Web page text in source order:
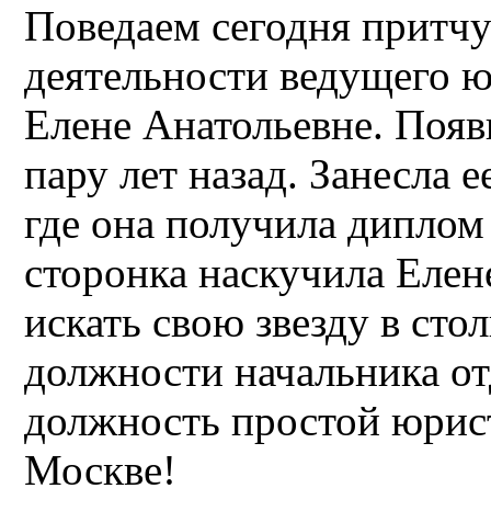
Поведаем сегодня
деятельности ведущего
Елене Анатольевне.
пару лет назад. Занесла
где она получила
сторонка наскучила
искать свою звезду в
должности начальника
должность простой
Москве!